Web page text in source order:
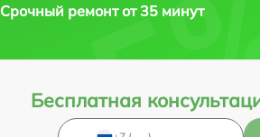
Срочный ремонтот 35 минут
Бесплатная